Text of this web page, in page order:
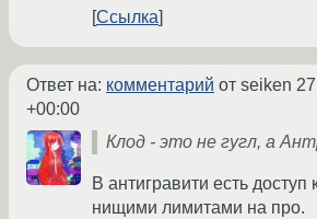
Ссылка
Ответ на: комментарий от seiken
+00:00
Клод - это не гугл, а
В антигравити есть доступ
нищими лимитами на про.